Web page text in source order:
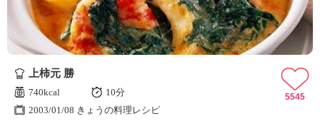
上柿元 勝
740kcal
10分
2003/01/08 きょうの料理レシピ
5545